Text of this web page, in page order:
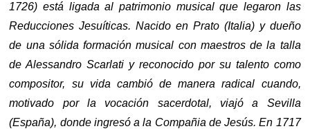
1726) está ligada al patrimonio musical que legaron las
Reducciones Jesuíticas. Nacido en Prato (Italia) y dueño
de una sólida formación musical con maestros de la talla
de Alessandro Scarlati y reconocido por su talento como
compositor, su vida cambió de manera radical cuando,
motivado por la vocación sacerdotal, viajó a Sevilla
(España), donde ingresó a la Compañia de Jesús. En 1717